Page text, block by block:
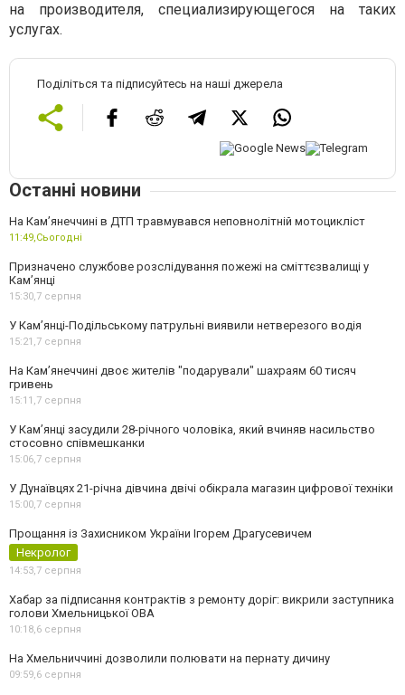
на производителя, специализирующегося на таких
услугах.
Поділіться та підписуйтесь на наші джерела
Останні новини
На Кам’янеччині в ДТП травмувався неповнолітній мотоцикліст
11:49,Сьогодні
Призначено службове розслідування пожежі на сміттєзвалищі у
Кам’янці
15:30,7 серпня
У Кам’янці-Подільському патрульні виявили нетверезого водія
15:21,7 серпня
На Камʼянеччині двоє жителів "подарували" шахраям 60 тисяч
гривень
15:11,7 серпня
У Камʼянці засудили 28-річного чоловіка, який вчиняв насильство
стосовно співмешканки
15:06,7 серпня
У Дунаївцях 21-річна дівчина двічі обікрала магазин цифрової техніки
15:00,7 серпня
Прощання із Захисником України Ігорем Драгусевичем
Некролог
14:53,7 серпня
Хабар за підписання контрактів з ремонту доріг: викрили заступника
голови Хмельницької ОВА
10:18,6 серпня
На Хмельниччині дозволили полювати на пернату дичину
09:59,6 серпня